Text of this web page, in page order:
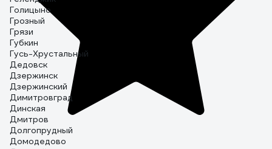
Голицыно
Грозный
Грязи
Губкин
Гусь-Хрустальный
Дедовск
Дзержинск
Дзержинский
Димитровград
Динская
Дмитров
Долгопрудный
Домодедово